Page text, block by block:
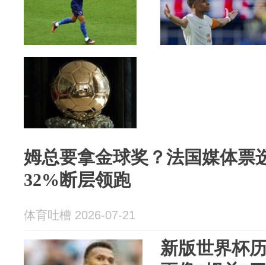
姆总要拿金球奖？法国媒体票
32%断层领跑
体育吐槽 2026-07-21
新版世界杯